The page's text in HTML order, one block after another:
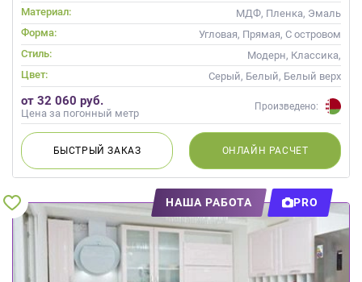
Материал:
МДФ, Пленка, Эмаль
Форма:
Угловая, Прямая, С островом
Стиль:
Модерн, Классика,
Скандинавский, Неоклассика,
Современные
Цвет:
Серый, Белый, Белый верх
темный низ
от 32 060 руб.
Цена за погонный метр
Произведено:
БЫСТРЫЙЗАКАЗ ОНЛАЙН РАСЧЕТ
НАША РАБОТА PRO